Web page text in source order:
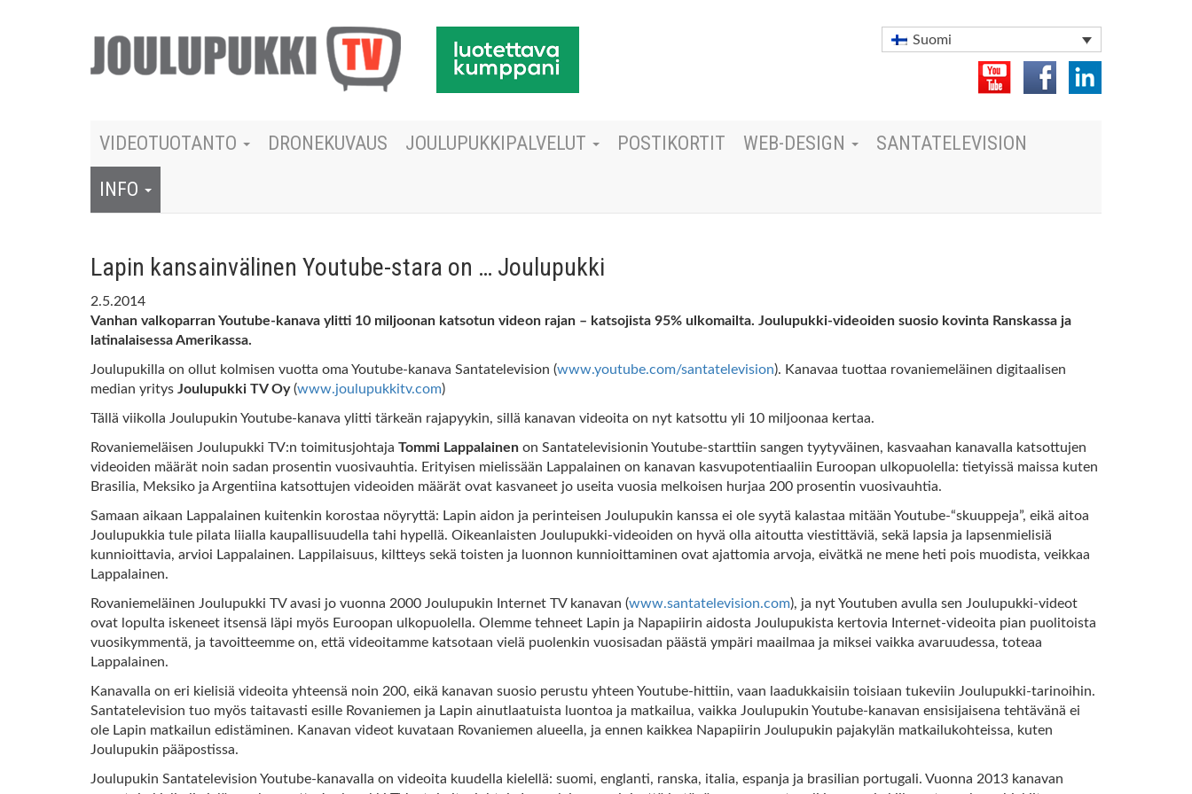
Suomi
VIDEOTUOTANTO DRONEKUVAUS JOULUPUKKIPALVELUT POSTIKORTIT WEB-DESIGN SANTATELEVISION
INFO
Lapin kansainvälinen Youtube-stara on … Joulupukki
2.5.2014
Vanhan valkoparran Youtube-kanava ylitti 10 miljoonan katsotun videon rajan – katsojista 95% ulkomailta. Joulupukki-videoiden suosio kovinta Ranskassa ja
latinalaisessa Amerikassa.
Joulupukilla on ollut kolmisen vuotta oma Youtube-kanava Santatelevision (www.youtube.com/santatelevision). Kanavaa tuottaa rovaniemeläinen digitaalisen
median yritys Joulupukki TV Oy(www.joulupukkitv.com)
Tällä viikolla Joulupukin Youtube-kanava ylitti tärkeän rajapyykin, sillä kanavan videoita on nyt katsottu yli 10 miljoonaa kertaa.
Rovaniemeläisen Joulupukki TV:n toimitusjohtaja Tommi Lappalainen on Santatelevisionin Youtube-starttiin sangen tyytyväinen, kasvaahan kanavalla katsottujen
videoiden määrät noin sadan prosentin vuosivauhtia. Erityisen mielissään Lappalainen on kanavan kasvupotentiaaliin Euroopan ulkopuolella: tietyissä maissa kuten
Brasilia, Meksiko ja Argentiina katsottujen videoiden määrät ovat kasvaneet jo useita vuosia melkoisen hurjaa 200 prosentin vuosivauhtia.
Samaan aikaan Lappalainen kuitenkin korostaa nöyryttä: Lapin aidon ja perinteisen Joulupukin kanssa ei ole syytä kalastaa mitään Youtube-“skuuppeja”, eikä aitoa
Joulupukkia tule pilata liialla kaupallisuudella tahi hypellä. Oikeanlaisten Joulupukki-videoiden on hyvä olla aitoutta viestittäviä, sekä lapsia ja lapsenmielisiä
kunnioittavia, arvioi Lappalainen. Lappilaisuus, kiltteys sekä toisten ja luonnon kunnioittaminen ovat ajattomia arvoja, eivätkä ne mene heti pois muodista, veikkaa
Lappalainen.
Rovaniemeläinen Joulupukki TV avasi jo vuonna 2000 Joulupukin Internet TV kanavan (www.santatelevision.com), ja nyt Youtuben avulla sen Joulupukki-videot
ovat lopulta iskeneet itsensä läpi myös Euroopan ulkopuolella. Olemme tehneet Lapin ja Napapiirin aidosta Joulupukista kertovia Internet-videoita pian puolitoista
vuosikymmentä, ja tavoitteemme on, että videoitamme katsotaan vielä puolenkin vuosisadan päästä ympäri maailmaa ja miksei vaikka avaruudessa, toteaa
Lappalainen.
Kanavalla on eri kielisiä videoita yhteensä noin 200, eikä kanavan suosio perustu yhteen Youtube-hittiin, vaan laadukkaisiin toisiaan tukeviin Joulupukki-tarinoihin.
Santatelevision tuo myös taitavasti esille Rovaniemen ja Lapin ainutlaatuista luontoa ja matkailua, vaikka Joulupukin Youtube-kanavan ensisijaisena tehtävänä ei
ole Lapin matkailun edistäminen. Kanavan videot kuvataan Rovaniemen alueella, ja ennen kaikkea Napapiirin Joulupukin pajakylän matkailukohteissa, kuten
Joulupukin pääpostissa.
Joulupukin Santatelevision Youtube-kanavalla on videoita kuudella kielellä: suomi, englanti, ranska, italia, espanja ja brasilian portugali. Vuonna 2013 kanavan